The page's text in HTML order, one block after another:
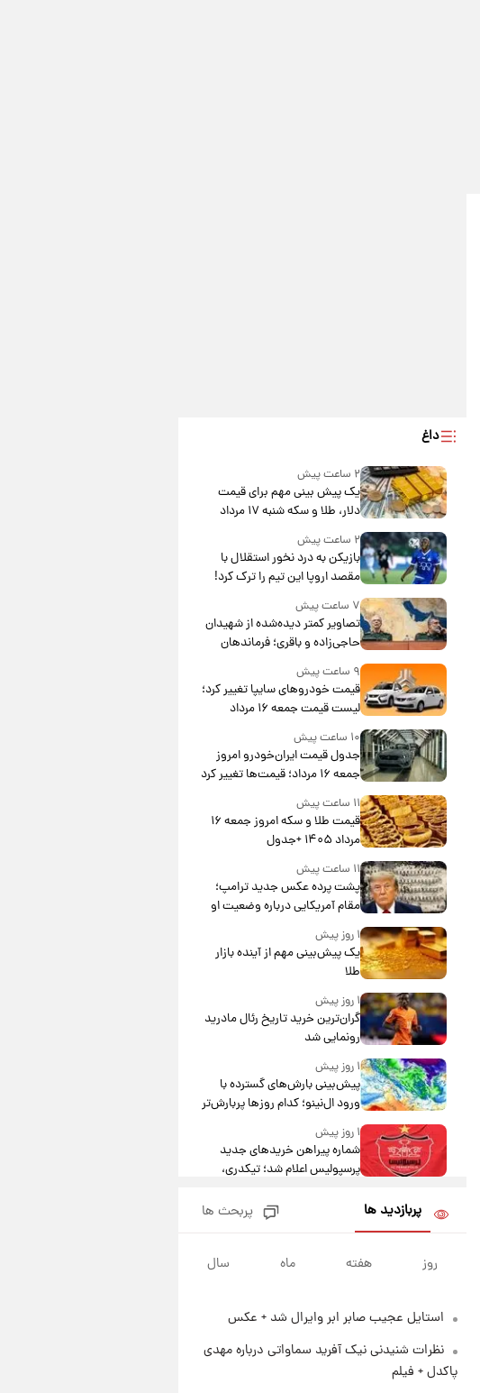
داغ
۲ ساعت پیش
یک پیش ‌بینی مهم برای قیمت
دلار، طلا و سکه شنبه ۱۷ مرداد
۲ ساعت پیش
بازیکن به درد نخور استقلال با
مقصد اروپا این تیم را ترک کرد!
۷ ساعت پیش
تصاویر کمتر دیده‌شده از شهیدان
حاجی‌زاده و باقری؛ فرماندهان
۹ ساعت پیش
قیمت خودروهای سایپا تغییر کرد؛
لیست قیمت جمعه ۱۶ مرداد
منتشر شد
۱۰ ساعت پیش
جدول قیمت ایران‌خودرو امروز
جمعه ۱۶ مرداد؛ قیمت‌ها تغییر کرد
۱۱ ساعت پیش
قیمت طلا و سکه امروز جمعه ۱۶
مرداد ۱۴۰۵ +جدول
۱۱ ساعت پیش
پشت پرده عکس جدید ترامپ؛
مقام آمریکایی درباره وضعیت او
چه گفت؟
۱ روز پیش
یک پیش‌بینی مهم از آینده بازار
طلا
۱ روز پیش
گران‌ترین خرید تاریخ رئال مادرید
رونمایی شد
۱ روز پیش
پیش‌بینی بارش‌های گسترده با
ورود ال‌نینو؛ کدام روزها پربارش‌تر
خواهند بود؟
۱ روز پیش
شماره پیراهن خریدهای جدید
پرسپولیس اعلام شد؛ تیکدری،
جزئیات فعال‌سازی «کیف پول
ایران» اعلام شد+فیلم
۱ روز پیش
۱۵ مرداد ۱۴۰۵ +جدول
قیمت طلا و سکه امروز پنجشنبه
پربازدید ها پربحث ها
روز هفته ماه سال
استایل عجیب صابر ابر وایرال شد + عکس
نظرات شنیدنی نیک آفرید سماواتی درباره مهدی
پاکدل + فیلم